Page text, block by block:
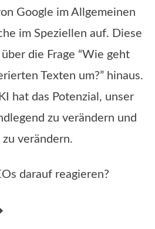
Google im Allgemeinen
im Speziellen auf. Diese
die Frage “Wie geht
Texten um?” hinaus.
hat das Potenzial, unser
zu verändern und
verändern.
darauf reagieren?